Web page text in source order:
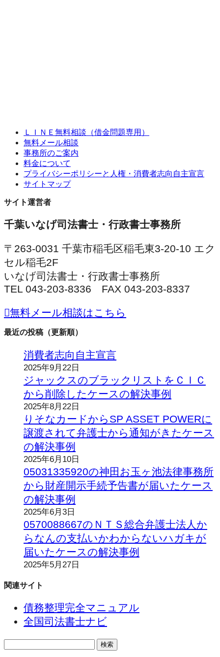
ＬＩＮＥ無料相談（借金問題専用）
無料メール相談
事務所のご案内
料金について
プライバシーポリシーと人権・消費者志向自主宣言
サイトマップ
サイト運営者
千葉いなげ司法書士・行政書士事務所
〒263-0031 千葉市稲毛区稲毛東3-20-10 エク
セル稲毛2F
いなげ司法書士・行政書士事務所
TEL 043-203-8336 FAX 043-203-8337
無料メール相談はこちら
最近の投稿（更新順）
消費者志向自主宣言
2025年9月22日
ジャックスのブラックリストをＣＩＣ
から削除したケースの解決事例
2025年8月22日
りそなカードからSP ASSET POWERに
譲渡されて弁護士から通知がきたケース
の解決事例
2025年6月10日
05031335920の神田お玉ヶ池法律事務所
から財産開示手続予告書が届いたケース
の解決事例
2025年6月3日
0570088667のＮＴＳ総合弁護士法人か
らなんの支払いかわからないハガキが
届いたケースの解決事例
2025年5月27日
関連サイト
債務整理完全マニュアル
全国司法書士ナビ